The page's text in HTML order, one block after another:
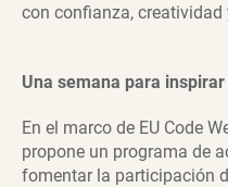
con confianza, creatividad
Una semana para
En el marco de EU Code
propone un programa de
fomentar la participación